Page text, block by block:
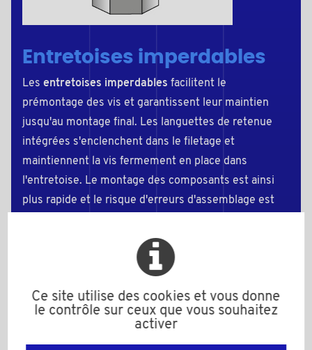
Entretoises imperdables
Les entretoises imperdables facilitent le
prémontage des vis et garantissent leur maintien
jusqu'au montage final. Les languettes de retenue
intégrées s'enclenchent dans le filetage et
maintiennent la vis fermement en place dans
l'entretoise. Le montage des composants est ainsi
plus rapide et le risque d'erreurs d'assemblage est
entretoises plastiques imperdables en
pour des vis et filetages métriques
, disponibles enhauteurs de
5,0 à 30,0 mm
Entretoises à alésage
Ce site utilise des cookies et vous donne
le contrôle sur ceux que vous souhaitez
activer